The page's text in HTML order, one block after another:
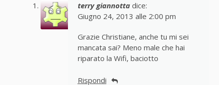
terry giannotta dice:
Giugno 24, 2013 alle 2:00 pm
Grazie Christiane, anche tu mi sei
mancata sai? Meno male che hai
riparato la Wifi, baciotto
Rispondi